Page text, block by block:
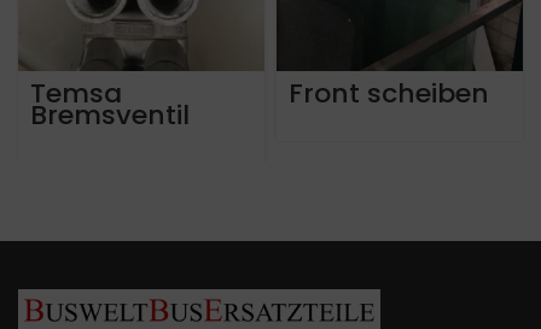
Temsa
Bremsventil
Front scheiben